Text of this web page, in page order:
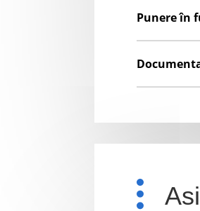
Punere în